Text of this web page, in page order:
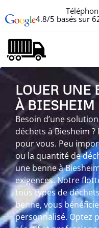
4.8/5 basés sur
LOUER UNE
À BIESHEIM
Besoin d’une
déchets à Biesheim
pour vous. Peu
ou la quantité de
une benne à
exigences. Notre
tous types de
benne, vous
personnalisé. Optez